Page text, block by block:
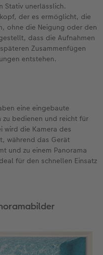
Stativ unerlässlich.
der es ermöglicht, die
ohne die Neigung oder den
dass die Aufnahmen
Zusammenfügen
entstehen.
eine eingebaute
bedienen und reicht für
wird die Kamera des
während das Gerät
und zu einem Panorama
für den schnellen Einsatz